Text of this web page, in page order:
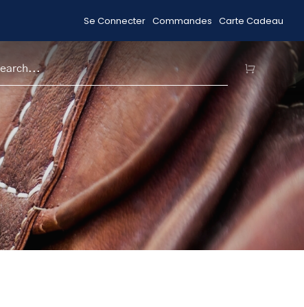
Livraison gratuite pour les commandes 99 $ +
Se Connecter Commandes Carte Cadeau